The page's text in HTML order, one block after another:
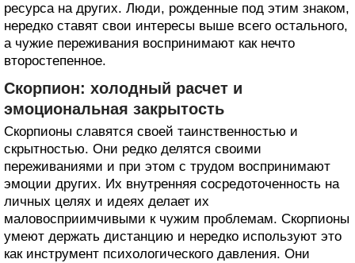
ресурса на других. Люди, рожденные под этим знаком,
нередко ставят свои интересы выше всего остального,
а чужие переживания воспринимают как нечто
второстепенное.
Скорпион: холодный расчет и
эмоциональная закрытость
Скорпионы славятся своей таинственностью и
скрытностью. Они редко делятся своими
переживаниями и при этом с трудом воспринимают
эмоции других. Их внутренняя сосредоточенность на
личных целях и идеях делает их
маловосприимчивыми к чужим проблемам. Скорпионы
умеют держать дистанцию и нередко используют это
как инструмент психологического давления. Они